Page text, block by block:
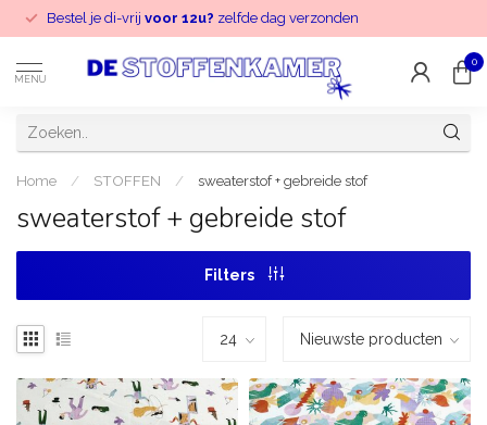
Bestel je di-vrij voor 12u? zelfde dag verzonden
MENU
0
Home / STOFFEN / sweaterstof + gebreide stof
sweaterstof + gebreide stof
Filters